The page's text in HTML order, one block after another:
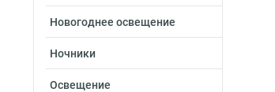
Новогоднее освещение
Ночники
Освещение